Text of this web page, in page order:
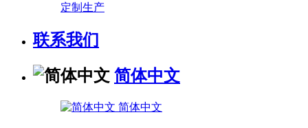
定制生产
联系我们
简体中文
简体中文